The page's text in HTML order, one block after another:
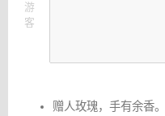
游
客
赠人玫瑰，手有余香。